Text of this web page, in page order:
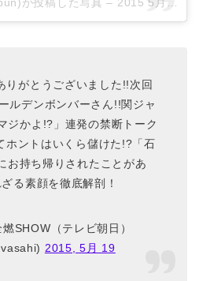
が投稿した写真 – 2015 5月 19 9:51午後 PDT
りがとうございました!!次回
ルデンボンバーさん!!関ジャ
ジかよ!?」連発の禁断トーク
ホントはいくら儲けた!?「石
お持ち帰りされたことがあ
る素顔を徹底解剖！
SHOW（テレビ朝日）
2015, 5月 19